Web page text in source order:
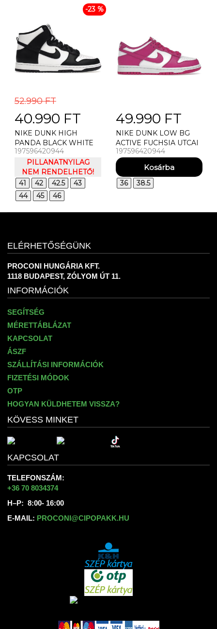
-23 %
52.990 FT
40.990 FT
NIKE DUNK HIGH
PANDA BLACK WHITE
UTCAI CIPŐ
197596420944
PILLANATNYILAG
NEM RENDELHETŐ!
41
42 42.5
43
44
45 46
49.990 FT
NIKE DUNK LOW BG
ACTIVE FUCHSIA UTCAI
CIPŐ
197596420944
36 38.5
ELÉRHETŐSÉGÜNK
PROCONI HUNGÁRIA KFT.
1118 BUDAPEST, ZÓLYOM ÚT 11.
INFORMÁCIÓK
SEGÍTSÉG
MÉRETTÁBLÁZAT
KAPCSOLAT
ÁSZF
SZÁLLÍTÁSI INFORMÁCIÓK
FIZETÉSI MÓDOK
OTP
HOGYAN KÜLDHETEM VISSZA?
KÖVESS MINKET
KAPCSOLAT
TELEFONSZÁM:
+36 70 8034374
H–P: 8:00- 16:00
E-MAIL: PROCONI@CIPOPAKK.HU